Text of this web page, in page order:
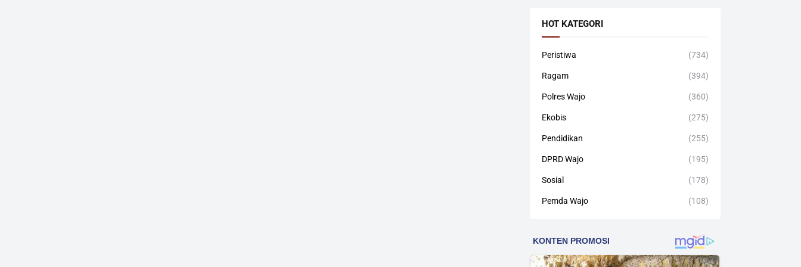
HOT KATEGORI
Peristiwa (734)
Ragam (394)
Polres Wajo (360)
Ekobis (275)
Pendidikan (255)
DPRD Wajo (195)
Sosial (178)
Pemda Wajo (108)